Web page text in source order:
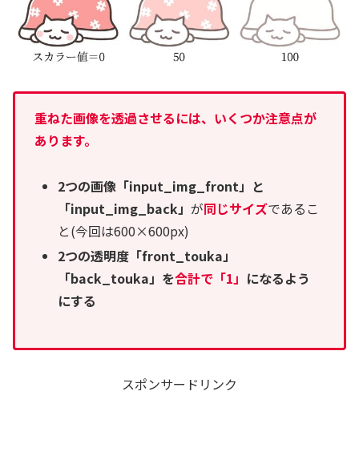
重ねた画像を透過させるには、いくつか注意点が
あります。
2つの画像「input_img_front」と
「input_img_back」が同じサイズであるこ
と(今回は600×600px)
2つの透明度「front_touka」
「back_touka」を合計で「1」 になるよう
にする
スポンサードリンク